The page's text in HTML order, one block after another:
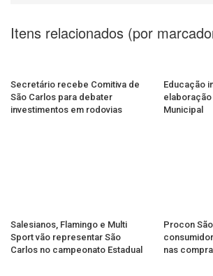
Itens relacionados (por
Secretário recebe Comitiva de
São Carlos para debater
investimentos em rodovias
Educação
Municipal
Salesianos, Flamingo e Multi
Sport vão representar São
Carlos no campeonato Estadual
Procon
nas